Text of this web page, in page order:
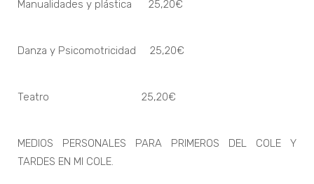
Manualidades y plástica 25,20€
Danza y Psicomotricidad 25,20€
Teatro 25,20€
MEDIOS PERSONALES PARA PRIMEROS DEL COLE Y
TARDES EN MI COLE.